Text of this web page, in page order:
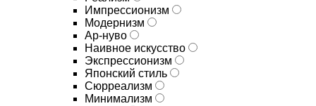
Импрессионизм
Модернизм
Ар-нуво
Наивное искусство
Экспрессионизм
Японский стиль
Сюрреализм
Минимализм